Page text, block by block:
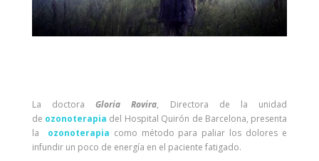
La doctoraGloria Rovira, Directora de la unidad
de ozonoterapia del Hospital Quirón de Barcelona, presenta
la
ozonoterapia como método para paliar los dolores e
infundir un poco de energía en el paciente fatigado.